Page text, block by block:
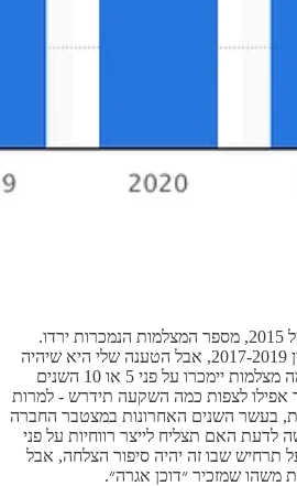
אפשר לראות שמאז השיא של 2015, מספר המצלמות הנמכרות ירדו.
אמנם זה נראה יחסית יציב בין 2017-2019, אבל הטענה שלי היא שיהיה
קשה לצפות בביטחון גבוה כמה מצלמות יימכרו על פני 5 או 10 השנים
אפילו לצפות כמה השקעה תידרש - למרות
בעשר השנים האחרונות במצטבר החברה
דולר, וקשה לדעת האם תצליח לייצר רווחיות על פני
שבו זה יהיה סיפור הצלחה, אבל
משהו שמזכיר ״דוכן אגרה״.